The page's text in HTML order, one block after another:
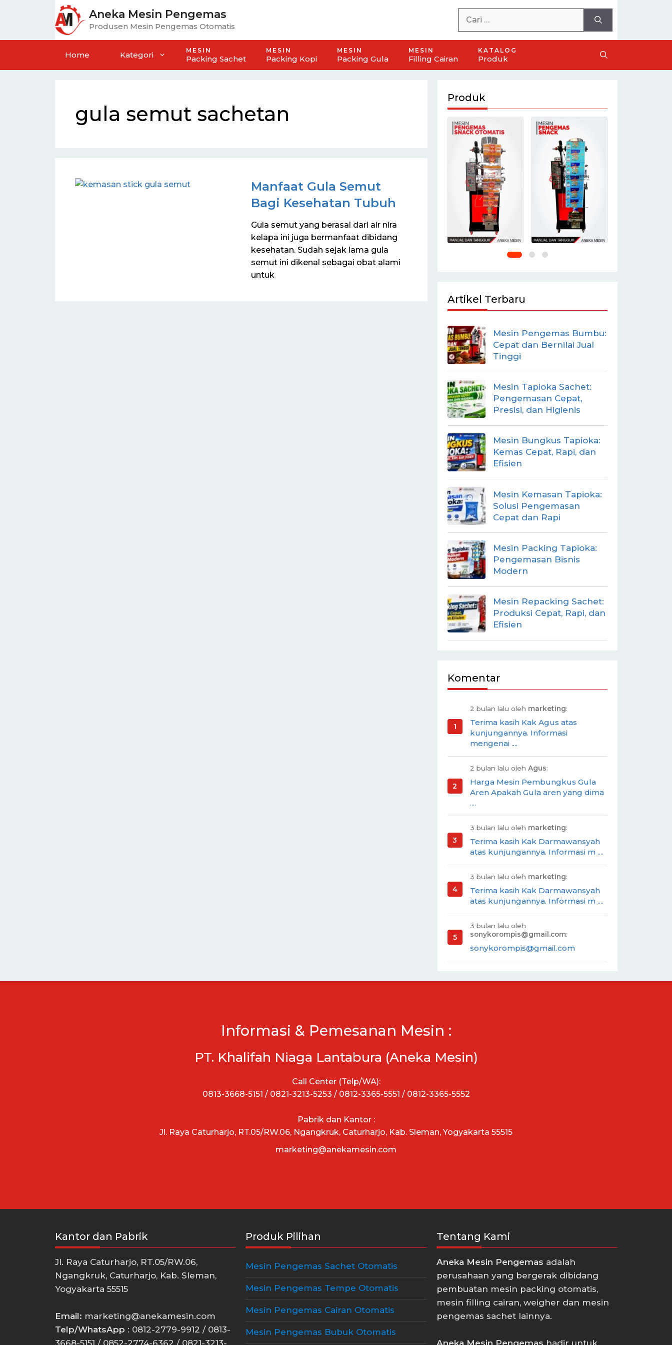
Aneka Mesin Pengemas
Produsen Mesin Pengemas Otomatis
Home Kategori MESIN
Packing Sachet
MESIN
Packing Kopi
MESIN
Packing Gula
MESIN
Filling Cairan
KATALOG
Produk
gula semut sachetan
Manfaat Gula Semut
Bagi Kesehatan Tubuh
Gula semut yang berasal dari air nira
kelapa ini juga bermanfaat dibidang
kesehatan. Sudah sejak lama gula
semut ini dikenal sebagai obat alami
untuk
Produk
Artikel Terbaru
Mesin Pengemas Bumbu:
Cepat dan Bernilai Jual
Tinggi
Mesin Tapioka Sachet:
Pengemasan Cepat,
Presisi, dan Higienis
Mesin Bungkus Tapioka:
Kemas Cepat, Rapi, dan
Efisien
Mesin Kemasan Tapioka:
Solusi Pengemasan
Cepat dan Rapi
Mesin Packing Tapioka:
Pengemasan Bisnis
Modern
Mesin Repacking Sachet:
Produksi Cepat, Rapi, dan
Efisien
Komentar
2 bulan lalu oleh marketing:
Terima kasih Kak Agus atas
kunjungannya. Informasi
mengenai ....
2 bulan lalu oleh Agus:
Harga Mesin Pembungkus Gula
Aren Apakah Gula aren yang dima
....
3 bulan lalu oleh marketing:
Terima kasih Kak Darmawansyah
atas kunjungannya. Informasi m ....
3 bulan lalu oleh marketing:
Terima kasih Kak Darmawansyah
atas kunjungannya. Informasi m ....
3 bulan lalu oleh
sonykorompis@gmail.com:
sonykorompis@gmail.com
Informasi & Pemesanan Mesin :
PT. Khalifah Niaga Lantabura (Aneka Mesin)
Call Center (Telp/WA):
0813-3668-5151 / 0821-3213-5253 / 0812-3365-5551 / 0812-3365-5552
Pabrik dan Kantor :
Jl. Raya Caturharjo, RT.05/RW.06, Ngangkruk, Caturharjo, Kab. Sleman, Yogyakarta 55515
marketing@anekamesin.com
Kantor dan Pabrik
Jl. Raya Caturharjo, RT.05/RW.06,
Ngangkruk, Caturharjo, Kab. Sleman,
Yogyakarta 55515
Email: marketing@anekamesin.com
Telp/WhatsApp : 0812-2779-9912 / 0813-
Produk Pilihan
Mesin Pengemas Sachet Otomatis
Mesin Pengemas Tempe Otomatis
Mesin Pengemas Cairan Otomatis
Mesin Pengemas Bubuk Otomatis
Tentang Kami
Aneka Mesin Pengemas adalah
perusahaan yang bergerak dibidang
pembuatan mesin packing otomatis,
mesin filling cairan, weigher dan mesin
pengemas sachet lainnya.